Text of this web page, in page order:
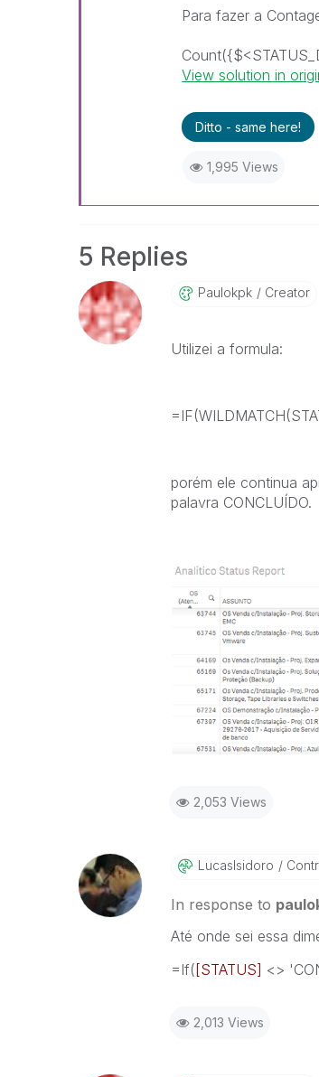
Para fazer a
View solution in
Ditto - same here!
1,995 Views
5 Replies
Paulokpk Creator
Utilizei a formula:
porém ele continua
palavra CONCLUÍDO.
2,053 Views
LucasIsidoro
In response to
Até onde sei essa
=If( [STATUS] <> '
2,013 Views